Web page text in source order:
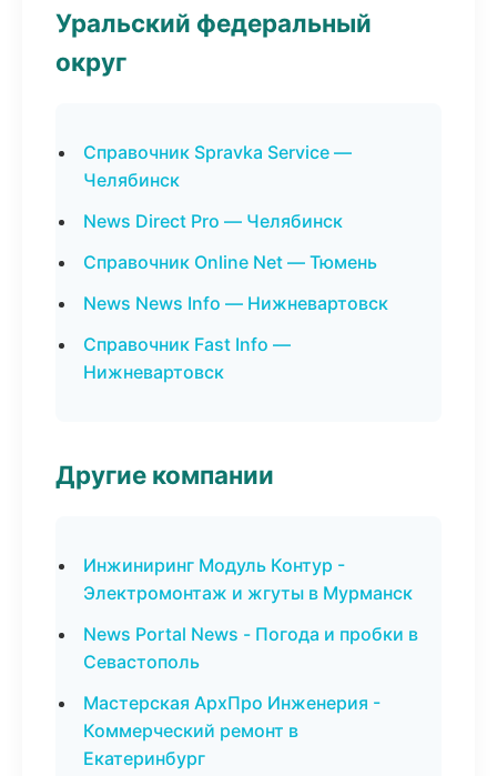
Уральский федеральный
округ
Справочник Spravka Service —
Челябинск
News Direct Pro — Челябинск
Справочник Online Net — Тюмень
News News Info — Нижневартовск
Справочник Fast Info —
Нижневартовск
Другие компании
Инжиниринг Модуль Контур -
Электромонтаж и жгуты в Мурманск
News Portal News - Погода и пробки в
Севастополь
Мастерская АрхПро Инженерия -
Коммерческий ремонт в
Екатеринбург